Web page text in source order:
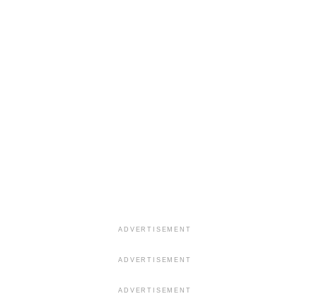
ADVERTISEMENT
ADVERTISEMENT
ADVERTISEMENT